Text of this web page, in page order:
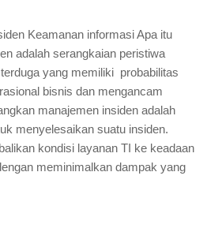
Keamanan informasi Apa itu
adalah serangkaian peristiwa
yang memiliki probabilitas
bisnis dan mengancam
manajemen insiden adalah
menyelesaikan suatu insiden.
kondisi layanan TI ke keadaan
meminimalkan dampak yang